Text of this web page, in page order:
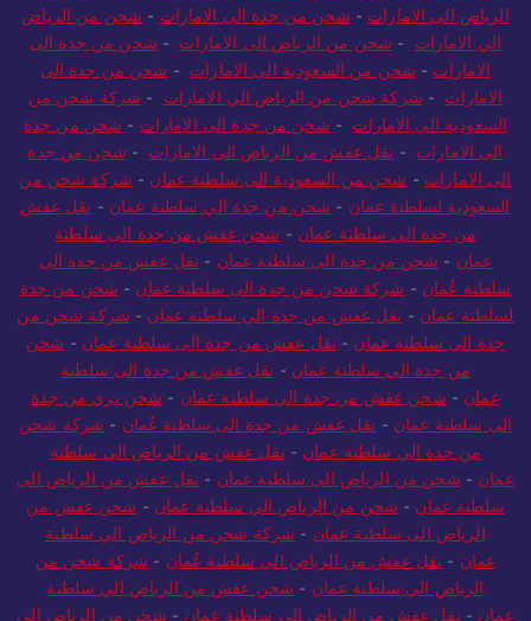
الرياض الى الامارات - شحن من جدة الى الامارات - شحن من الرياض
الي الامارات - شحن من الرياض الى الامارات - شحن من جدة الى
الامارات - شحن من السعودية الى الامارات - شحن من جدة الى
الامارات - شركة شحن من الرياض الي الامارات - شركة شحن من
السعودية الي الامارات - شحن من جدة الى الامارات - شحن من جدة
الى الامارات - نقل عفش من الرياض الى الامارات - شحن من جدة
الى الامارات - شحن من السعودية الى سلطنة عمان - شركة شحن من
السعودية لسلطنة عمان - شحن من جدة الي سلطنة عمان - نقل عفش
من جدة الى سلطنة عمان - شحن عفش من جدة الى سلطنة
عمان - شحن من جدة الى سلطنة عمان - نقل عفش من جدة الى
سلطنة عُمان - شركة شحن من جدة الى سلطنة عمان - شحن من جدة
لسلطنة عمان - نقل عفش من جدة الي سلطنة عمان - شركة شحن من
جدة الي سلطنة عمان - نقل عفش من جدة الى سلطنة عمان - شحن
من جدة الي سلطنة عمان - نقل عفش من جدة الى سلطنة
عمان - شحن عفش من جدة الي سلطنة عمان - شحن بري من جدة
الى سلطنة عمان - نقل عفش من جدة الى سلطنة عُمان - شركة شحن
من جدة الي سلطنة عمان - نقل عفش من الرياض الى سلطنة
عمان - شحن من الرياض الى سلطنة عمان - نقل عفش من الرياض الى
سلطنة عمان - شحن من الرياض الي سلطنة عمان - شحن عفش من
الرياض الى سلطنة عمان - شركة شحن من الرياض الي سلطنة
عمان - نقل عفش من الرياض الى سلطنة عُمان - شركة شحن من
الرياض الي سلطنة عمان - شحن عفش من الرياض الي سلطنة
عمان - نقل عفش من الرياض الى سلطنة عمان - شحن من الرياض الى